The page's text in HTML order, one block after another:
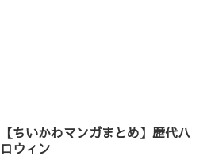
【ちいかわマンガまとめ】歴代ハ
ロウィン